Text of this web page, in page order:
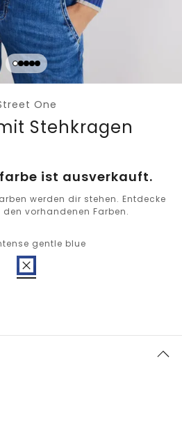
One
Stehkragen
ist ausverkauft.
werden dir stehen. Entdecke
den vorhandenen Farben.
gentle blue